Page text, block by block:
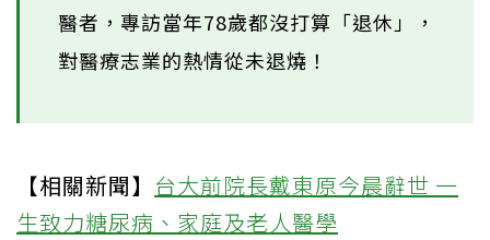
醫者，專訪當年78歲都沒打算「退休」，
對醫療志業的熱情從未退燒！
【相關新聞】 台大前院長戴東原今晨辭世 一
生致力糖尿病、家庭及老人醫學